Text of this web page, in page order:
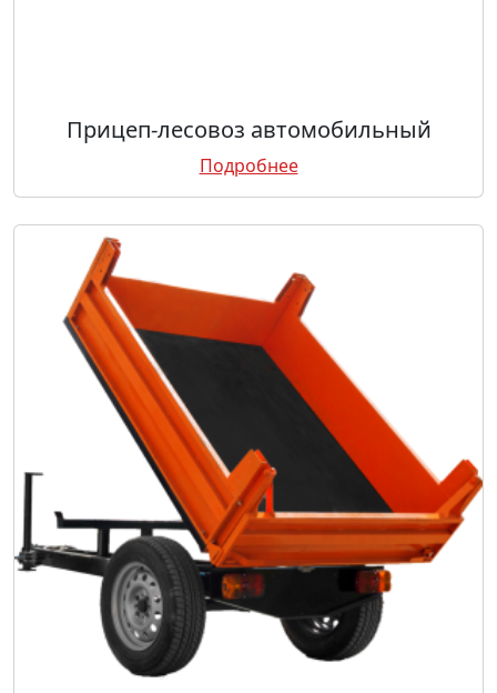
Прицеп-лесовоз автомобильный
Подробнее